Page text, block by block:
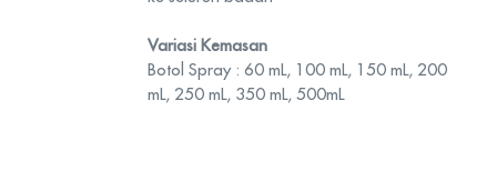
Variasi Kemasan
Botol Spray : 60 mL, 100 mL, 150 mL, 200
mL, 250 mL, 350 mL, 500mL